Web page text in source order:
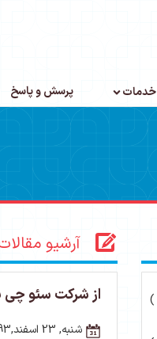
خدمات پرسش و پاسخ
آرشیو
از شرکت سئو چی
شنبه, 23 اسفند,1393